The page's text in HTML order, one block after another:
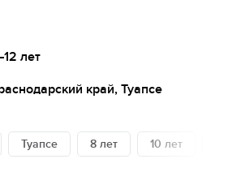
лет
край, Туапсе
Туапсе 8 лет 10 лет